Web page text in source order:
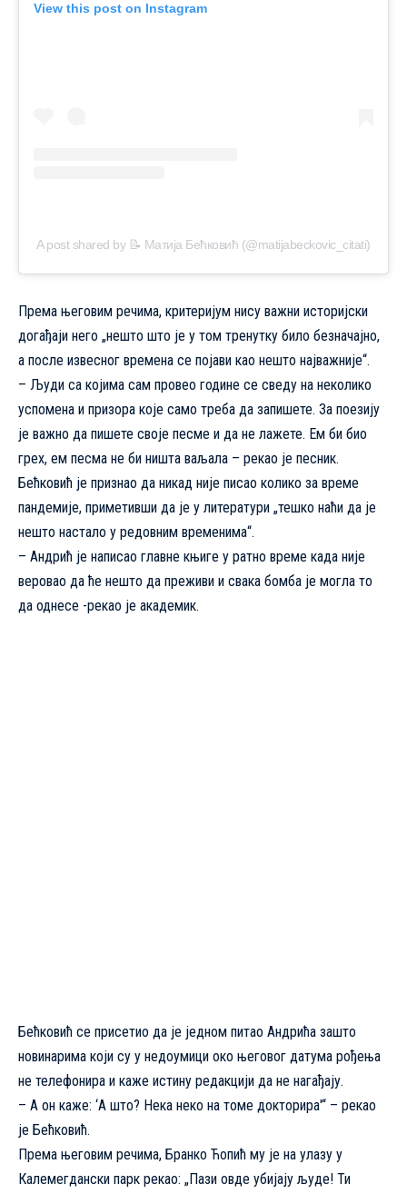
View this post on Instagram
A post shared by 📝 Матија Бећковић (@matijabeckovic_citati)
Према његовим речима, критеријум нису важни историјски
догађаји него „нешто што је у том тренутку било безначајно,
а после извесног времена се појави као нешто најважније“.
– Људи са којима сам провео године се сведу на неколико
успомена и призора које само треба да запишете. За поезију
је важно да пишете своје песме и да не лажете. Ем би био
грех, ем песма не би ништа ваљала – рекао је песник.
Бећковић је признао да никад није писао колико за време
пандемије, приметивши да је у литератури „тешко наћи да је
нешто настало у редовним временима“.
– Андрић је написао главне књиге у ратно време када није
веровао да ће нешто да преживи и свака бомба је могла то
да однесе -рекао је академик.
Бећковић се присетио да је једном питао Андрића зашто
новинарима који су у недоумици око његовог датума рођења
не телефонира и каже истину редакцији да не нагађају.
– А он каже: ‘А што? Нека неко на томе докторира'“ – рекао
је Бећковић.
Према његовим речима, Бранко Ћопић му је на улазу у
Калемегдански парк рекао: „Пази овде убијају људе! Ти